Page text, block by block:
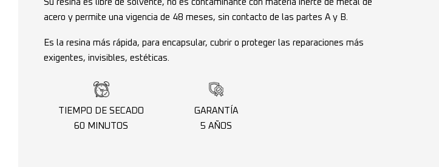
Su resina es libre de solvente, no es contaminante con materia inerte de metal de
acero y permite una vigencia de 48 meses, sin contacto de las partes A y B.
Es la resina más rápida, para encapsular, cubrir o proteger las reparaciones más
exigentes, invisibles, estéticas.
TIEMPO DE SECADO
60 MINUTOS
GARANTÍA
5 AÑOS